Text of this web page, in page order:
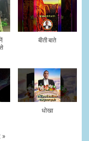
बीती बाते
धोखा
»